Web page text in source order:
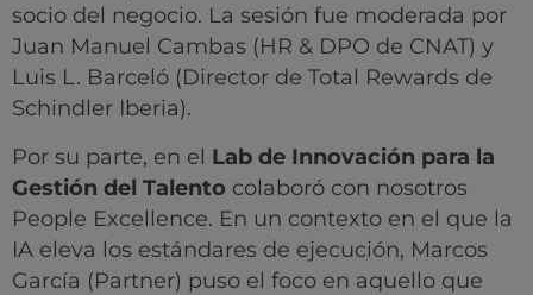
socio del negocio. La sesión fue moderada por
Juan Manuel Cambas (HR & DPO de CNAT) y
Luis L. Barceló (Director de Total Rewards de
Schindler Iberia).
Por su parte, en el Lab de Innovación para la
Gestión del Talento colaboró con nosotros
People Excellence. En un contexto en el que la
IA eleva los estándares de ejecución, Marcos
García (Partner) puso el foco en aquello que